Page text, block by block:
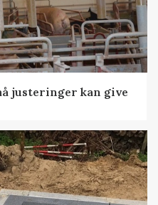
justeringer kan give